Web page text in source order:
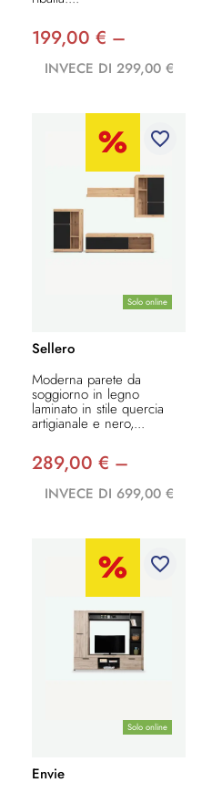
199,00 € –
INVECE DI 299,00 €
Solo online
favorite_border
Sellero
Moderna parete da
soggiorno in legno
laminato in stile quercia
artigianale e nero,...
289,00 € –
INVECE DI 699,00 €
Solo online
favorite_border
Envie